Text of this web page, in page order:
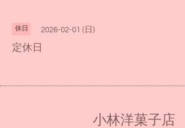
休日 2026-02-01 (日)
定休日
小林洋菓子店